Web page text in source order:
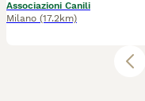
Associazioni Canili
Milano (17.2km)